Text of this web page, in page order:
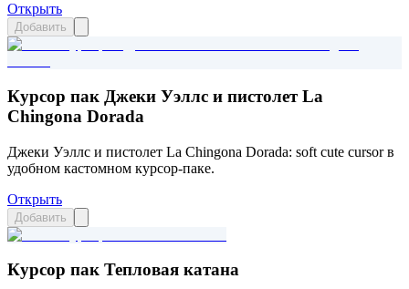
Открыть
Добавить
Курсор пак Джеки Уэллс и пистолет La
Chingona Dorada
Джеки Уэллс и пистолет La Chingona Dorada: soft cute cursor в
удобном кастомном курсор-паке.
Открыть
Добавить
Курсор пак Тепловая катана